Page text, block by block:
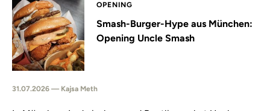
OPENING
Smash-Burger-Hype aus München:
Opening Uncle Smash
31.07.2026 — Kajsa Meth